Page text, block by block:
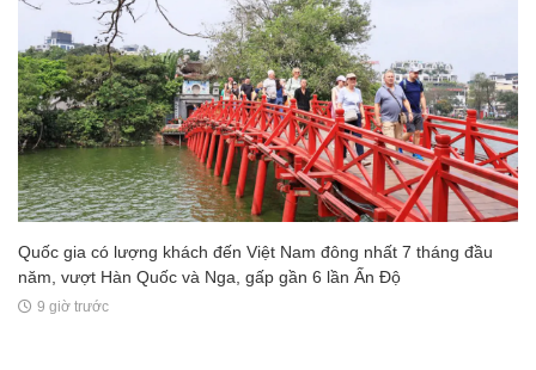
Quốc gia có lượng khách đến Việt Nam đông nhất 7 tháng đầu
năm, vượt Hàn Quốc và Nga, gấp gần 6 lần Ấn Độ
9 giờ trước